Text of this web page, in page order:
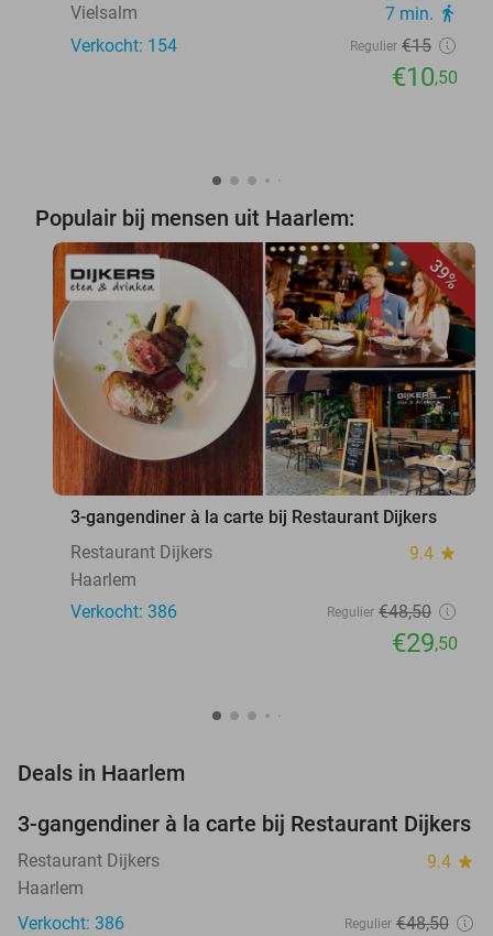
Vielsalm 7 min. directions_walk
Verkocht: 154 Regulier €15
€10,50
Populair bij mensen uit Haarlem:
39%
favorite_border
3-gangendiner à la carte bij Restaurant Dijkers
Restaurant Dijkers
9.4 star
Haarlem
Verkocht: 386
Regulier €48,50
€29,50
Deals in Haarlem
39%
3-gangendiner à la carte bij Restaurant Dijkers
Restaurant Dijkers 9.4 star
Haarlem
Verkocht: 386
Regulier €48,50